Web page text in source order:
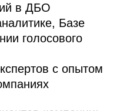
в ДБО
Базе
голосового
с опытом